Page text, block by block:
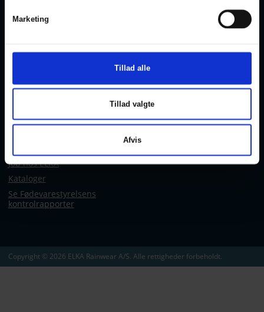
Marketing
Tillad alle
Tillad valgte
Afvis
Telefon:+45 97 14 24 22
WHISTLEBLOWER - KANAL
Kontakt
Elkawebshop
Job hos ELKA
Kataloger
Se Fødevarestyrelsens
kontrolrapporter
Copyright © 2026 ELKA Rainwear A/S. Alle rettigheder forbeholdt.